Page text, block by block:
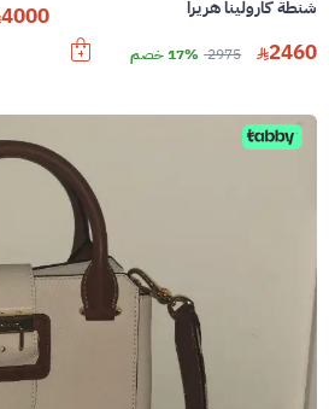
شنطة كارولينا هريرا
2460
2975 17% خصم
4000